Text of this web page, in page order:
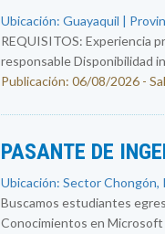
Ubicación: Guayaquil |
REQUISITOS: Experiencia
responsable Disponibilidad
Publicación: 06/08/2026 -
PASANTE DE
Ubicación: Sector Chongón,
Buscamos estudiantes
Conocimientos en